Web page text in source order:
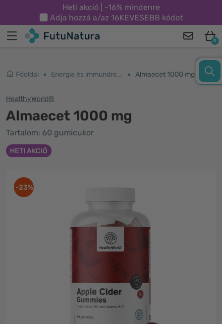
Heti akció | -16% mindenre
Adja hozzá a/az 16KEVESEBB kódot
0
Főoldal Energia és immundrendszer Almaecet 1000 mg
HealthyWorld®
Almaecet 1000 mg
Tartalom: 60 gumicukor
HETI AKCIÓ
-23%